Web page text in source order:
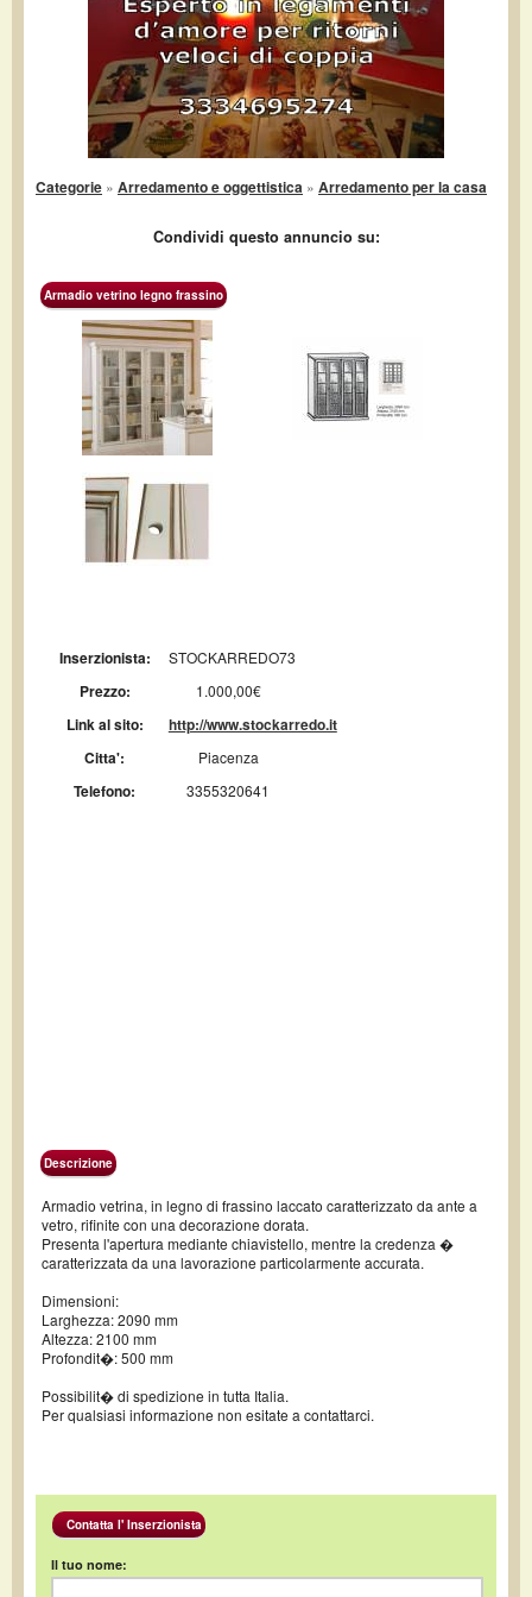
Categorie » Arredamento e oggettistica » Arredamento per la casa
Condividi questo annuncio su:
Armadio vetrino legno frassino
Inserzionista: STOCKARREDO73
Prezzo: 1.000,00€
Link al sito:
http://www.stockarredo.it
Citta':
Piacenza
Telefono: 3355320641
Descrizione
Armadio vetrina, in legno di frassino laccato caratterizzato da ante a
vetro, rifinite con una decorazione dorata.
Presenta l'apertura mediante chiavistello, mentre la credenza �
caratterizzata da una lavorazione particolarmente accurata.
Dimensioni:
Larghezza: 2090 mm
Altezza: 2100 mm
Profondit�: 500 mm
Possibilit� di spedizione in tutta Italia.
Per qualsiasi informazione non esitate a contattarci.
Contatta l' Inserzionista
Il tuo nome: